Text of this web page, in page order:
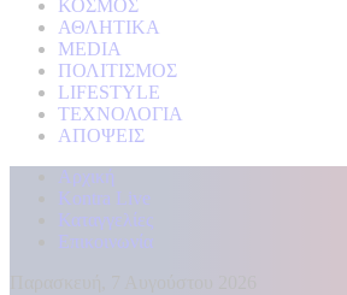
ΚΟΣΜΟΣ
ΑΘΛΗΤΙΚΑ
MEDIA
ΠΟΛΙΤΙΣΜΟΣ
LIFESTYLE
ΤΕΧΝΟΛΟΓΙΑ
ΑΠΟΨΕΙΣ
Αρχική
Kontra Live
Καταγγελίες
Επικοινωνία